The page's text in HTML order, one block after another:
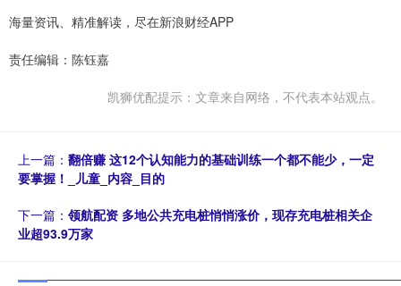
海量资讯、精准解读，尽在新浪财经APP
责任编辑：陈钰嘉
凯狮优配提示：文章来自网络，不代表本站观点。
上一篇： 翻倍赚 这12个认知能力的基础训练一个都不能少，一定
要掌握！_儿童_内容_目的
下一篇： 领航配资 多地公共充电桩悄悄涨价，现存充电桩相关企
业超93.9万家